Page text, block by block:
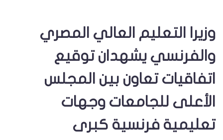
وزيرا التعليم العالي المصري
والفرنسي يشهدان توقيع
اتفاقيات تعاون بين المجلس
الأعلى للجامعات وجهات
تعليمية فرنسية كبرى